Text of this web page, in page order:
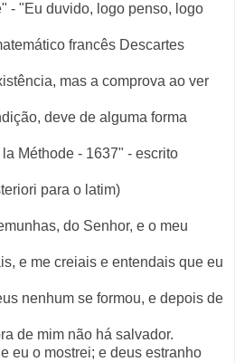
- "Eu duvido, logo penso, logo
francês Descartes
mas a comprova ao ver
deve de alguma forma
Méthode - 1637" - escrito
para o latim)
do Senhor, e o meu
e me creiais e entendais que eu
nenhum se formou, e depois de
de mim não há salvador.
eu o mostrei; e deus estranho